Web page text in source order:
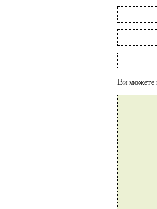
Ви можете